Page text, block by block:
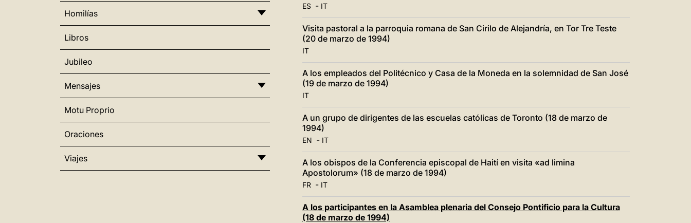
Homilías
Libros
Jubileo
Mensajes
Motu Proprio
Oraciones
Viajes
ES- IT
Visita pastoral a la parroquia romana de San Cirilo de Alejandría, en Tor Tre Teste
(20 de marzo de 1994)
IT
A los empleados del Politécnico y Casa de la Moneda en la solemnidad de San José
(19 de marzo de 1994)
IT
A un grupo de dirigentes de las escuelas católicas de Toronto (18 de marzo de
1994)
EN - IT
A los obispos de la Conferencia episcopal de Haití en visita «ad limina
Apostolorum» (18 de marzo de 1994)
FR- IT
A los participantes en la Asamblea plenaria del Consejo Pontificio para la Cultura
(18 de marzo de 1994)